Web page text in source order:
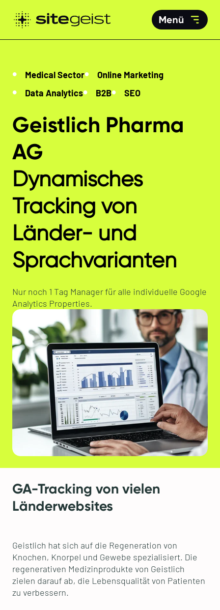
Menü
Geistlich Pharma
AG
Dynamisches
Tracking von
Länder- und
Sprachvarianten
Medical Sector
Online Marketing
Data Analytics
B2B SEO
Nur noch 1 Tag Manager für alle individuelle Google
Analytics Properties.
GA-Tracking von vielen
Länderwebsites
Geistlich hat sich auf die Regeneration von
Knochen, Knorpel und Gewebe spezialisiert. Die
regenerativen Medizinprodukte von Geistlich
zielen darauf ab, die Lebensqualität von Patienten
zu verbessern.